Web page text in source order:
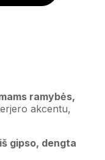
ramybės,
akcentu,
gipso, dengta